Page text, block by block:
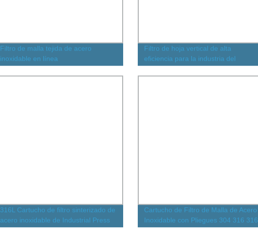
Filtro de malla tejida de acero
inoxidable en línea
Filtro de hoja vertical de alta
eficiencia para la industria del
petróleo y químico
316L Cartucho de filtro sinterizado de
acero inoxidable de Industrial Press
Cartucho de Filtro de Malla de Acero
Inoxidable con Pliegues 304 316 316
Dirección de Flujo Desde afuera